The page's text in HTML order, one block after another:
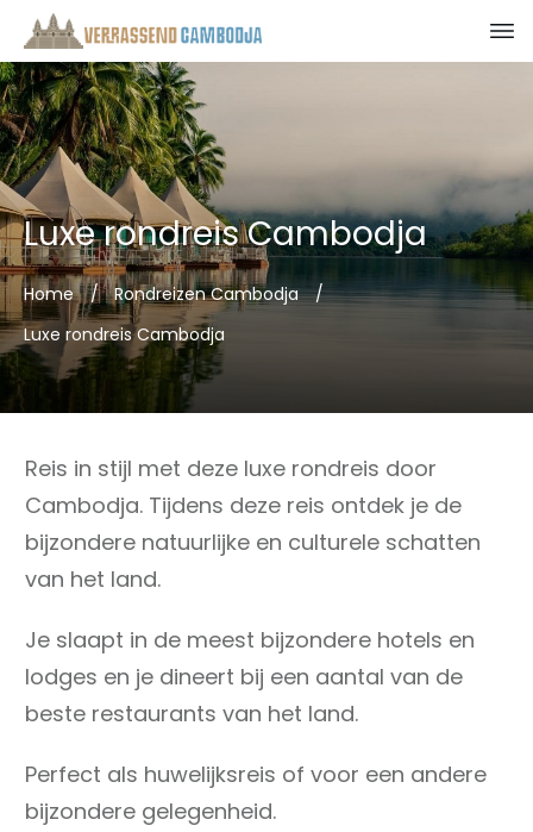
Luxe rondreis Cambodja
Home / Rondreizen Cambodja
/
Luxe rondreis Cambodja
Reis in stijl met deze luxe rondreis door
Cambodja. Tijdens deze reis ontdek je de
bijzondere natuurlijke en culturele schatten
van het land.
Je slaapt in de meest bijzondere hotels en
lodges en je dineert bij een aantal van de
beste restaurants van het land.
Perfect als huwelijksreis of voor een andere
bijzondere gelegenheid.